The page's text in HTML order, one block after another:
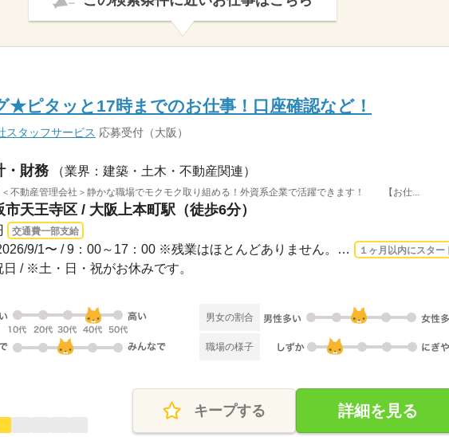
ピタッと17時までのお仕事！口座確認など！
スタッフサービス 応募受付（大阪）
・財務 （業界：建築・土木・不動産関連）
＜不動産管理会社＞静かな職場でモクモク取り組める！外資系企業で活躍できます！ 【お仕...
市天王寺区 / 大阪上本町駅（徒歩6分）
交通費一部支給
3ヵ月以上 2026/9/1〜 / 9：00～17：00 ※残業はほとんどありません。※休憩は６０分で... １ヶ月以内にスター
日 / ※土・日・祝がお休みです。
男女の割合
職場の様子
キープする 詳細を見る